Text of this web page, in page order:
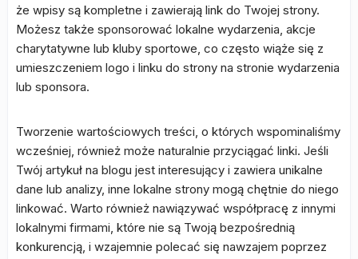
że wpisy są kompletne i zawierają link do Twojej strony.
Możesz także sponsorować lokalne wydarzenia, akcje
charytatywne lub kluby sportowe, co często wiąże się z
umieszczeniem logo i linku do strony na stronie wydarzenia
lub sponsora.
Tworzenie wartościowych treści, o których wspominaliśmy
wcześniej, również może naturalnie przyciągać linki. Jeśli
Twój artykuł na blogu jest interesujący i zawiera unikalne
dane lub analizy, inne lokalne strony mogą chętnie do niego
linkować. Warto również nawiązywać współpracę z innymi
lokalnymi firmami, które nie są Twoją bezpośrednią
konkurencją, i wzajemnie polecać się nawzajem poprzez